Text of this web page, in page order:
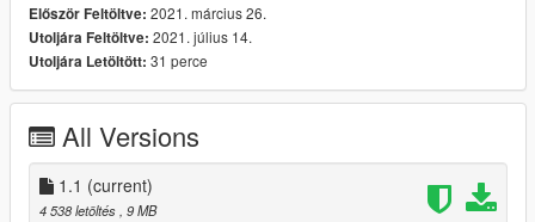
Először Feltöltve: 2021. március 26.
Utoljára Feltöltve: 2021. július 14.
Utoljára Letöltött: 31 perce
All Versions
1.1 (current)
4 538 letöltés , 9 MB